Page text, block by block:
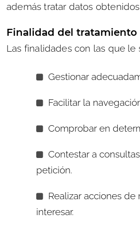
además tratar datos
Finalidad del tratamiento
Las finalidades con las que
Gestionar
Facilitar la
Comprobar en
Contestar a
petición.
Realizar acciones
interesar.